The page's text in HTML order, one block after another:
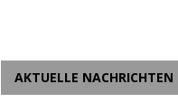
AKTUELLE NACHRICHTEN